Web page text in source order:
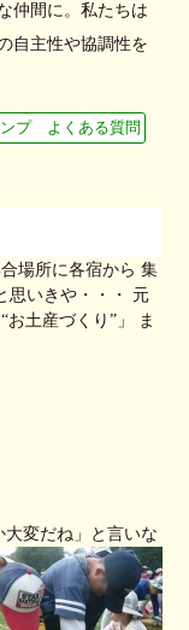
仲間に。私たちは
自主性や協調性を
ンプ よくある質問
場所に各宿から 集
思いきや・・・ 元
土産づくり”」 ま
変だね」と言いな